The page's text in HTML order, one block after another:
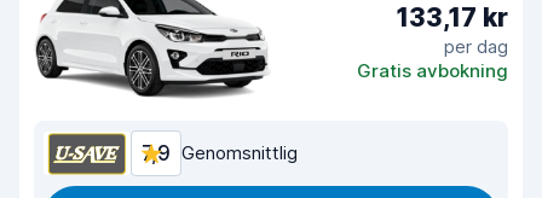
133,17 kr
per dag
Gratis avbokning
7,9 Genomsnittlig